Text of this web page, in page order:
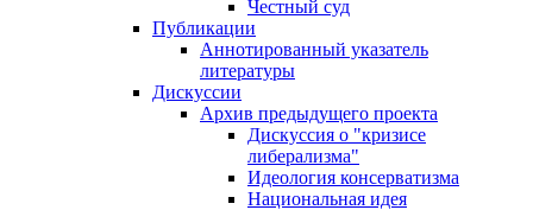
Честный суд
Публикации
Аннотированный указатель
литературы
Дискуссии
Архив предыдущего проекта
Дискуссия о "кризисе
либерализма"
Идеология консерватизма
Национальная идея